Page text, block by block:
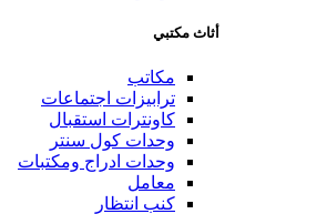
أثاث مكتبي
مكاتب
ترابيزات اجتماعات
كاونترات استقبال
وحدات كول سنتر
وحدات ادراج ومكتبات
معامل
كنب انتظار